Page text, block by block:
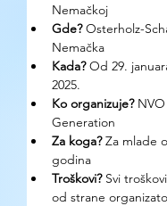
Nemačkoj
Gde? Osterholz-
Nemačka
Kada? Od 29.
2025.
Ko organizuje?
Generation
Za koga? Za mlade
godina
Troškovi? Svi
od strane